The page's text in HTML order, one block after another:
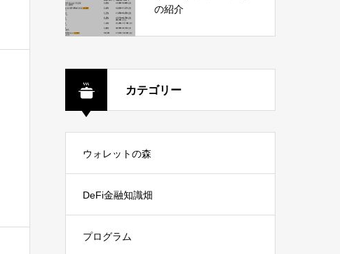
の紹介
カテゴリー
ウォレットの森
DeFi金融知識畑
プログラム